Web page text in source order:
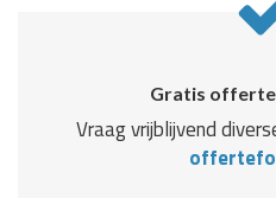
Gratis
Vraag vrijblijvend